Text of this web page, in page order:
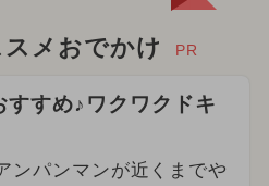
メおでかけ PR
すめ♪ワクワクドキ
ンパンマンが近くまでや